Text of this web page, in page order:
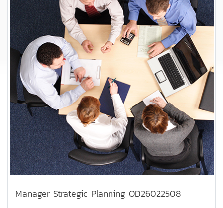
Manager Strategic Planning OD26022508